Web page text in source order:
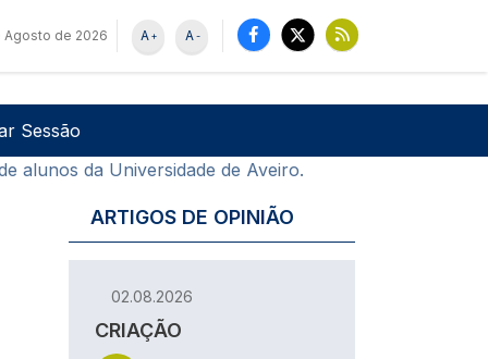
Agosto de 2026 -
A
+
A
de utilizador
Sessão
alunos da Universidade de Aveiro.
ARTIGOS DE OPINIÃO
02.08.2026
CRIAÇÃO